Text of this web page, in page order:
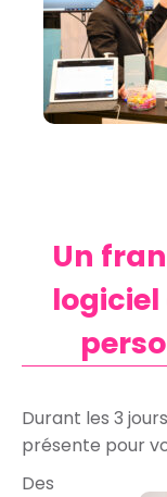
Un
logiciel
Durant les 3
présente pour
Des